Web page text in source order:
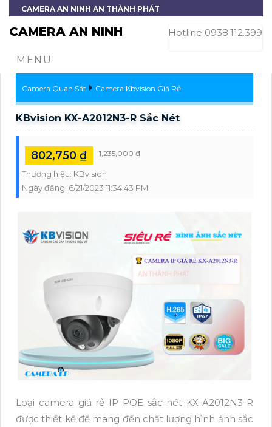
CAMERA AN NINH AN THÀNH PHÁT
CAMERA AN NINH Hotline 0938.112.399
MENU
Camera Quan Sát Camera Kbvision Giá Rẻ
KBvision KX-A2012N3-R Sắc Nét
802,750 ₫ 1,235,000 ₫
Thương hiệu: KBvision
Ngày đăng: 6/21/2023 11:34:43 PM
Loại camera giá rẻ IP POE sắc nét KX-A2012N3-R
được thiết kế để mang đến chất lượng hình ảnh sắc